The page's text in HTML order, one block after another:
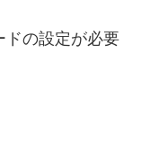
ドの設定が必要